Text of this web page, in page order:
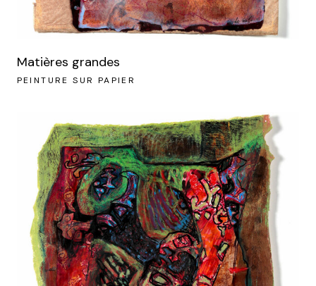
Matières grandes
PEINTURE SUR PAPIER